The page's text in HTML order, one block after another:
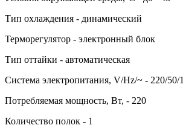
Тип охлаждения - динамический
Терморегулятор - электронный блок
Тип оттайки - автоматическая
Система электропитания, V/Hz/~ - 220/50/1
Потребляемая мощность, Вт, - 220
Количество полок - 1